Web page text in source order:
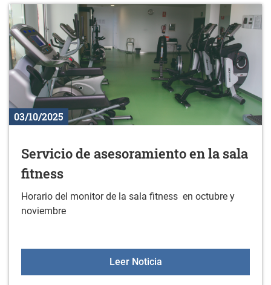
03/10/2025
Servicio de asesoramiento en la sala
fitness
Horario del monitor de la sala fitness en octubre y
noviembre
Leer NoticiaServicio de